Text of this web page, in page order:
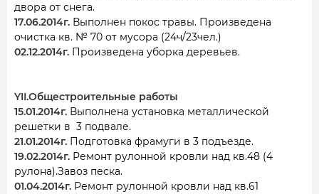
двора от снега.
17.06.2014г. Выполнен покос травы. Произведена
очистка кв. № 70 от мусора (24ч/23чел.)
02.12.2014г. Произведена уборка деревьев.
YII.Общестроительные работы
15.01.2014г. Выполнена установка металлической
решетки в 3 подвале.
21.01.2014г. Подготовка фрамуги в 3 подъезде.
19.02.2014г. Ремонт рулонной кровли над кв.48 (4
рулона).Завоз песка.
01.04.2014г. Ремонт рулонной кровли над кв.61